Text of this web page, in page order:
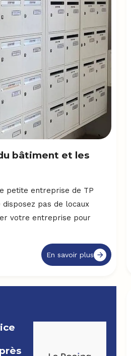
bâtiment et les
petite entreprise de TP
pas de locaux
votre entreprise pour
En savoir plus